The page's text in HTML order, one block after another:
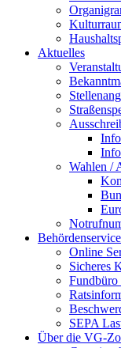
Aktuelles
Wahlen /
Online
Sicheres
Fundbüro
SEPA
Über die VG-